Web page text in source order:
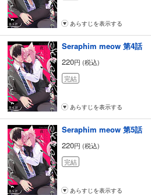
あらすじを表示する
Seraphim meow 第4話
220円 (税込)
完結
あらすじを表示する
Seraphim meow 第5話
220円 (税込)
完結
あらすじを表示する